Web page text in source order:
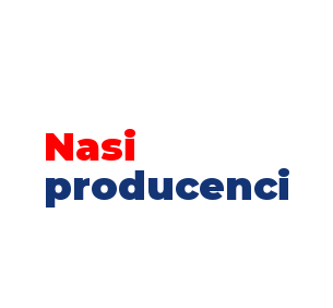
Nasi
producenci